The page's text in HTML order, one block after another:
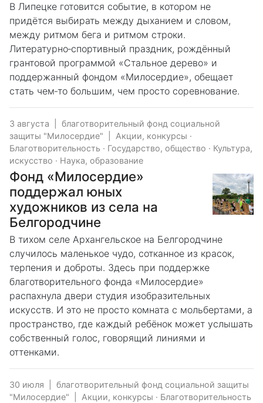
В Липецке готовится событие, в котором не
придётся выбирать между дыханием и словом,
между ритмом бега и ритмом строки.
Литературно‑спортивный праздник, рождённый
грантовой программой «Стальное дерево» и
поддержанный фондом «Милосердие», обещает
стать чем‑то большим, чем просто соревнование.
3 августа
благотворительный фонд социальной
защиты "Милосердие"
Акции, конкурсы ·
Благотворительность · Государство, общество · Культура,
искусство · Наука, образование
Фонд «Милосердие»
поддержал юных
художников из села на
Белгородчине
В тихом селе Архангельское на Белгородчине
случилось маленькое чудо, сотканное из красок,
терпения и доброты. Здесь при поддержке
благотворительного фонда «Милосердие»
распахнула двери студия изобразительных
искусств. И это не просто комната с мольбертами, а
пространство, где каждый ребёнок может услышать
собственный голос, говорящий линиями и
оттенками.
30 июля
благотворительный фонд социальной защиты
"Милосердие"
Акции, конкурсы · Благотворительность